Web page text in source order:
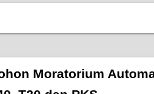
Moratorium